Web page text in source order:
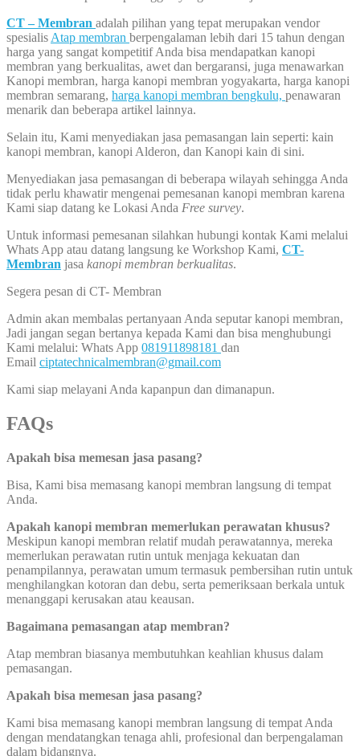
CT – Membran adalah pilihan yang tepat merupakan vendor
spesialis Atap membran berpengalaman lebih dari 15 tahun dengan
harga yang sangat kompetitif Anda bisa mendapatkan kanopi
membran yang berkualitas, awet dan bergaransi, juga menawarkan
Kanopi membran, harga kanopi membran yogyakarta, harga kanopi
membran semarang, harga kanopi membran bengkulu, penawaran
menarik dan beberapa artikel lainnya.
Selain itu, Kami menyediakan jasa pemasangan lain seperti: kain
kanopi membran, kanopi Alderon, dan Kanopi kain di sini.
Menyediakan jasa pemasangan di beberapa wilayah sehingga Anda
tidak perlu khawatir mengenai pemesanan kanopi membran karena
Kami siap datang ke Lokasi Anda Free survey.
Untuk informasi pemesanan silahkan hubungi kontak Kami melalui
Whats App atau datang langsung ke Workshop Kami, CT-
Membran jasa kanopi membran berkualitas.
Segera pesan di CT- Membran
Admin akan membalas pertanyaan Anda seputar kanopi membran,
Jadi jangan segan bertanya kepada Kami dan bisa menghubungi
Kami melalui: Whats App 081911898181 dan
Email ciptatechnicalmembran@gmail.com
Kami siap melayani Anda kapanpun dan dimanapun.
FAQs
Apakah bisa memesan jasa pasang?
Bisa, Kami bisa memasang kanopi membran langsung di tempat
Anda.
Apakah kanopi membran memerlukan perawatan khusus?
Meskipun kanopi membran relatif mudah perawatannya, mereka
memerlukan perawatan rutin untuk menjaga kekuatan dan
penampilannya, perawatan umum termasuk pembersihan rutin untuk
menghilangkan kotoran dan debu, serta pemeriksaan berkala untuk
menanggapi kerusakan atau keausan.
Bagaimana pemasangan atap membran?
Atap membran biasanya membutuhkan keahlian khusus dalam
pemasangan.
Apakah bisa memesan jasa pasang?
Kami bisa memasang kanopi membran langsung di tempat Anda
dengan mendatangkan tenaga ahli, profesional dan berpengalaman
dalam bidangnya.